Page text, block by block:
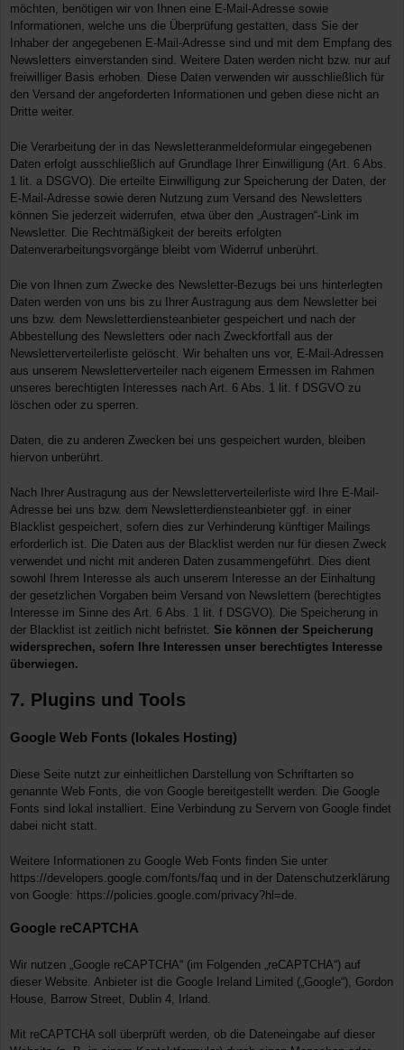
möchten, benötigen wir von Ihnen eine E-Mail-Adresse sowie
Informationen, welche uns die Überprüfung gestatten, dass Sie der
Inhaber der angegebenen E-Mail-Adresse sind und mit dem Empfang des
Newsletters einverstanden sind. Weitere Daten werden nicht bzw. nur auf
freiwilliger Basis erhoben. Diese Daten verwenden wir ausschließlich für
den Versand der angeforderten Informationen und geben diese nicht an
Dritte weiter.
Die Verarbeitung der in das Newsletteranmeldeformular eingegebenen
Daten erfolgt ausschließlich auf Grundlage Ihrer Einwilligung (Art. 6 Abs.
1 lit. a DSGVO). Die erteilte Einwilligung zur Speicherung der Daten, der
E-Mail-Adresse sowie deren Nutzung zum Versand des Newsletters
können Sie jederzeit widerrufen, etwa über den „Austragen“-Link im
Newsletter. Die Rechtmäßigkeit der bereits erfolgten
Datenverarbeitungsvorgänge bleibt vom Widerruf unberührt.
Die von Ihnen zum Zwecke des Newsletter-Bezugs bei uns hinterlegten
Daten werden von uns bis zu Ihrer Austragung aus dem Newsletter bei
uns bzw. dem Newsletterdiensteanbieter gespeichert und nach der
Abbestellung des Newsletters oder nach Zweckfortfall aus der
Newsletterverteilerliste gelöscht. Wir behalten uns vor, E-Mail-Adressen
aus unserem Newsletterverteiler nach eigenem Ermessen im Rahmen
unseres berechtigten Interesses nach Art. 6 Abs. 1 lit. f DSGVO zu
löschen oder zu sperren.
Daten, die zu anderen Zwecken bei uns gespeichert wurden, bleiben
hiervon unberührt.
Nach Ihrer Austragung aus der Newsletterverteilerliste wird Ihre E-Mail-
Adresse bei uns bzw. dem Newsletterdiensteanbieter ggf. in einer
Blacklist gespeichert, sofern dies zur Verhinderung künftiger Mailings
erforderlich ist. Die Daten aus der Blacklist werden nur für diesen Zweck
verwendet und nicht mit anderen Daten zusammengeführt. Dies dient
sowohl Ihrem Interesse als auch unserem Interesse an der Einhaltung
der gesetzlichen Vorgaben beim Versand von Newslettern (berechtigtes
Interesse im Sinne des Art. 6 Abs. 1 lit. f DSGVO). Die Speicherung in
der Blacklist ist zeitlich nicht befristet. Sie können der Speicherung
widersprechen, sofern Ihre Interessen unser berechtigtes Interesse
überwiegen.
7. Plugins und Tools
Google Web Fonts (lokales Hosting)
Diese Seite nutzt zur einheitlichen Darstellung von Schriftarten so
genannte Web Fonts, die von Google bereitgestellt werden. Die Google
Fonts sind lokal installiert. Eine Verbindung zu Servern von Google findet
dabei nicht statt.
Weitere Informationen zu Google Web Fonts finden Sie unter
https://developers.google.com/fonts/faq und in der Datenschutzerklärung
von Google: https://policies.google.com/privacy?hl=de.
Google reCAPTCHA
Wir nutzen „Google reCAPTCHA“ (im Folgenden „reCAPTCHA“) auf
dieser Website. Anbieter ist die Google Ireland Limited („Google“), Gordon
House, Barrow Street, Dublin 4, Irland.
Mit reCAPTCHA soll überprüft werden, ob die Dateneingabe auf dieser